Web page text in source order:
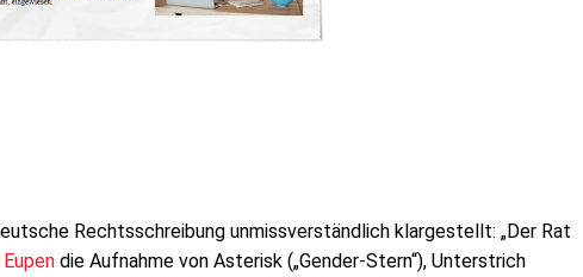
Rechtsschreibung unmissverständlich klargestellt: „Der Rat
die Aufnahme von Asterisk („Gender-Stern“), Unterstrich